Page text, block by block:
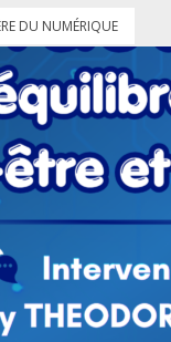
DU NUMÉRIQUE